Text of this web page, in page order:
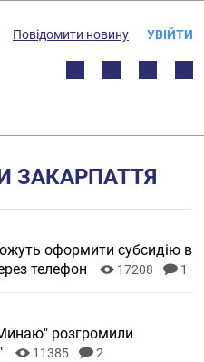
Повідомити новину УВІЙТИ
ЗАКАРПАТТЯ
оформити субсидію в
телефон
17208 1
розгромили
11385 2